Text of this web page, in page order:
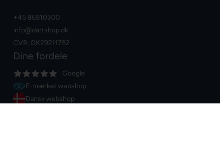
+45 86910300
info@dartshop.dk
CVR: DK29211752
Dine fordele
Google
E-mærket webshop
Dansk webshop